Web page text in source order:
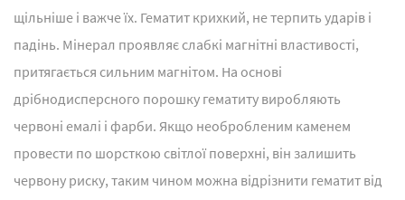
щільніше і важче їх. Гематит крихкий, не терпить ударів і
падінь. Мінерал проявляє слабкі магнітні властивості,
притягається сильним магнітом. На основі
дрібнодисперсного порошку гематиту виробляють
червоні емалі і фарби. Якщо необробленим каменем
провести по шорсткою світлої поверхні, він залишить
червону риску, таким чином можна відрізнити гематит від